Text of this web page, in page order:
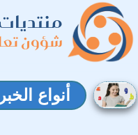
شؤون
أنواع